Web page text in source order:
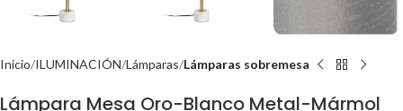
Inicio ILUMINACIÓN Lámparas Lámparas sobremesa
Lámpara Mesa Oro-Blanco Metal-Mármol